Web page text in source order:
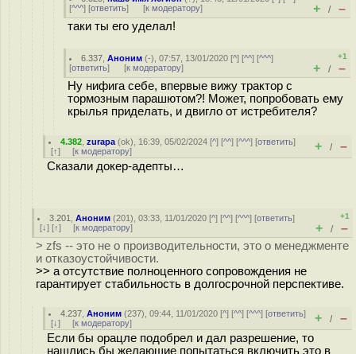
[^^^] [ответить] [к модератору] + / –
таки ты его уделал!
6.337 ,Аноним (-), 07:57, 13/01/2020 [^] [^^] [^^^]
[ответить] [к модератору]
+1
+ / –
Ну нифига себе, впервые вижу трактор с
тормозным парашютом?! Может, попробовать ему
крылья приделать, и двигло от истребителя?
4.382 ,zurapa (ok), 16:39, 05/02/2024 [^] [^^] [^^^] [ответить]
[↑] [к модератору] + / –
Сказали докер-адепты…
3.201 ,Аноним (201), 03:33, 11/01/2020 [^] [^^] [^^^] [ответить]
[↓] [↑] [к модератору]
+1
+ / –
> zfs -- это не о производительности, это о менеджменте
и отказоустойчивости.
>> а отсутствие полноценного сопровождения не
гарантирует стабильность в долгосрочной перспективе.
4.237 ,Аноним (237), 09:44, 11/01/2020 [^] [^^] [^^^] [ответить]
[↓] [к модератору] + / –
Если бы орацле подобрел и дал разрешение, то
нашлись бы желающие попытаться включить это в